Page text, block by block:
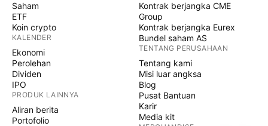
Saham
ETF
Koin crypto
KALENDER
Ekonomi
Perolehan
Dividen
IPO
PRODUK LAINNYA
Aliran berita
Portofolio
Kontrak berjangka CME
Group
Kontrak berjangka Eurex
Bundel saham AS
TENTANG PERUSAHAAN
Tentang kami
Misi luar angksa
Blog
Pusat Bantuan
Karir
Media kit